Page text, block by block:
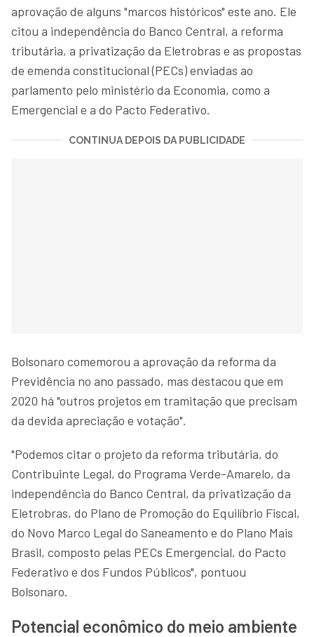
aprovação de alguns "marcos históricos" este ano. Ele
citou a independência do Banco Central, a reforma
tributária, a privatização da Eletrobras e as propostas
de emenda constitucional (PECs) enviadas ao
parlamento pelo ministério da Economia, como a
Emergencial e a do Pacto Federativo.
CONTINUA DEPOIS DA PUBLICIDADE
Bolsonaro comemorou a aprovação da reforma da
Previdência no ano passado, mas destacou que em
2020 há "outros projetos em tramitação que precisam
da devida apreciação e votação".
"Podemos citar o projeto da reforma tributária, do
Contribuinte Legal, do Programa Verde-Amarelo, da
independência do Banco Central, da privatização da
Eletrobras, do Plano de Promoção do Equilíbrio Fiscal,
do Novo Marco Legal do Saneamento e do Plano Mais
Brasil, composto pelas PECs Emergencial, do Pacto
Federativo e dos Fundos Públicos", pontuou
Bolsonaro.
Potencial econômico do meio ambiente